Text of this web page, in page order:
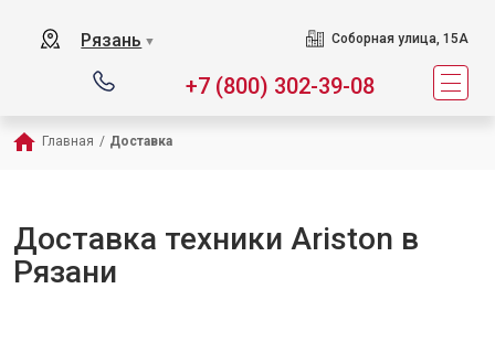
Рязань ▼ Соборная улица, 15А
+7 (800) 302-39-08
Главная / Доставка
Доставка техники Ariston в
Рязани